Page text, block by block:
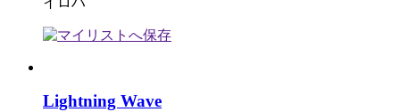
Lightning Wave